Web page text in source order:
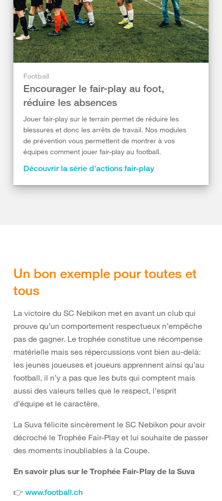
Football
Encourager le fair-play au foot,
réduire les absences
Jouer fair-play sur le terrain permet de réduire les
blessures et donc les arrêts de travail. Nos modules
de prévention vous permettent de montrer à vos
équipes comment jouer fair-play au football.
Découvrir la série d’actions fair-play
Un bon exemple pour toutes et
tous
La victoire du SC Nebikon met en avant un club qui
prouve qu’un comportement respectueux n’empêche
pas de gagner. Le trophée constitue une récompense
matérielle mais ses répercussions vont bien au-delà:
les jeunes joueuses et joueurs apprennent ainsi qu’au
football, il n’y a pas que les buts qui comptent mais
aussi des valeurs telles que le respect, l’esprit
d’équipe et le caractère.
La Suva félicite sincèrement le SC Nebikon pour avoir
décroché le Trophée Fair-Play et lui souhaite de passer
des moments inoubliables à la Coupe.
En savoir plus sur le Trophée Fair-Play de la Suva
👉 www.football.ch